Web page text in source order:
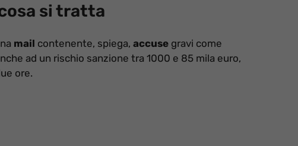
si tratta
mail contenente, spiega, accuse gravi come
ad un rischio sanzione tra 1000 e 85 mila euro,
ore.